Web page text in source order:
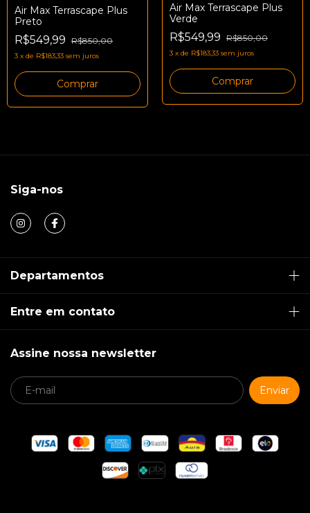
Air Max Terrascape Plus
Preto
R$549,99 R$850,00
3 x de R$183,33 sem juros
Comprar
Air Max Terrascape Plus
Verde
R$549,99 R$850,00
3 x de R$183,33 sem juros
Comprar
Siga-nos
Departamentos
Entre em contato
Assine nossa newsletter